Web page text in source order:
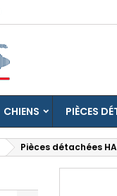
CHIENS PIÈCES
Pièces détachées